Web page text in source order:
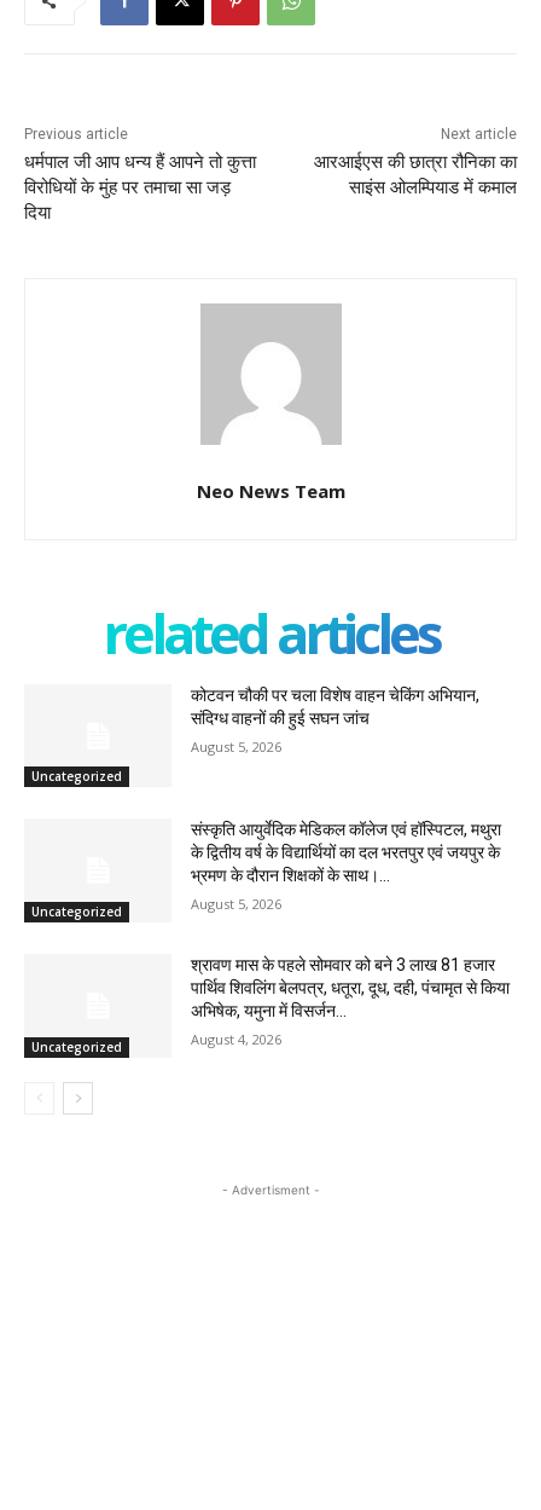
Previous article
धर्मपाल जी आप धन्य हैं आपने तो कुत्ता
विरोधियों के मुंह पर तमाचा सा जड़
दिया
Next article
आरआईएस की छात्रा रौनिका का
साइंस ओलम्पियाड में कमाल
Neo News Team
related articles
Uncategorized
कोटवन चौकी पर चला विशेष वाहन चेकिंग अभियान,
संदिग्ध वाहनों की हुई सघन जांच
August 5, 2026
Uncategorized
संस्कृति आयुर्वेदिक मेडिकल कॉलेज एवं हॉस्पिटल, मथुरा
के द्वितीय वर्ष के विद्यार्थियों का दल भरतपुर एवं जयपुर के
भ्रमण के दौरान शिक्षकों के साथ।...
August 5, 2026
Uncategorized
श्रावण मास के पहले सोमवार को बने 3 लाख 81 हजार
पार्थिव शिवलिंग बेलपत्र, धतूरा, दूध, दही, पंचामृत से किया
अभिषेक, यमुना में विसर्जन...
August 4, 2026
- Advertisment -